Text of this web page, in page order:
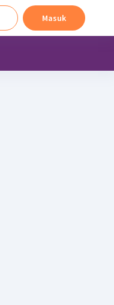
Masuk